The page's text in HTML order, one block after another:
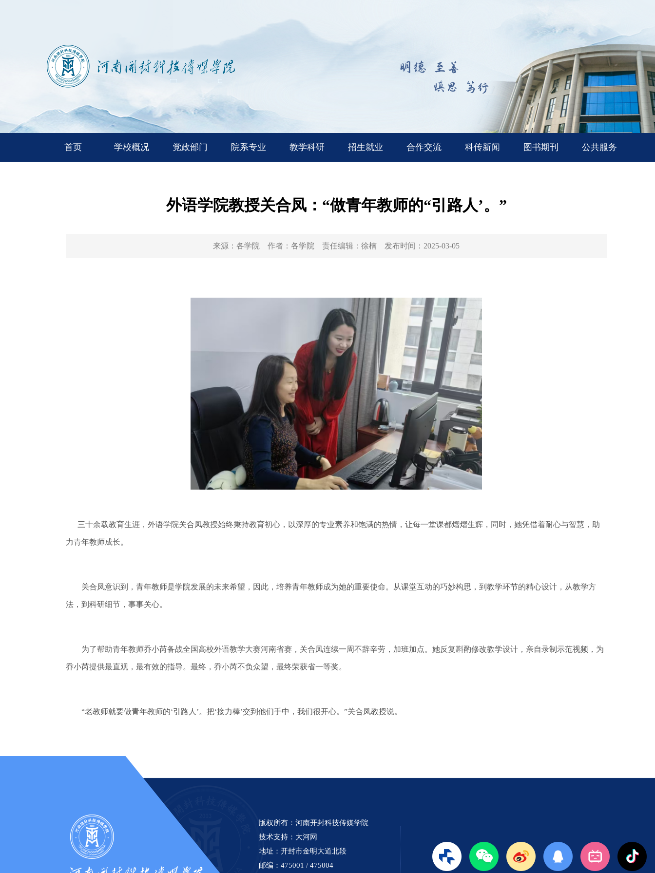
首页 学校概况 党政部门 院系专业 教学科研 招生就业 合作交流 科传新闻 图书期刊 公共服务
外语学院教授关合凤：“做青年教师的“引路人’。”
来源： 各学院 作者： 各学院 责任编辑： 徐楠 发布时间： 2025-03-05
三十余载教育生涯，外语学院关合凤教授始终秉持教育初心，以深厚的专业素养和饱满的热情，让每一堂课都熠熠生辉，同时，她凭借着耐心与智慧，助
力青年教师成长。
关合凤意识到，青年教师是学院发展的未来希望，因此，培养青年教师成为她的重要使命。从课堂互动的巧妙构思，到教学环节的精心设计，从教学方
法，到科研细节，事事关心。
为了帮助青年教师乔小芮备战全国高校外语教学大赛河南省赛，关合凤连续一周不辞辛劳，加班加点。她反复斟酌修改教学设计，亲自录制示范视频，为
乔小芮提供最直观，最有效的指导。最终，乔小芮不负众望，最终荣获省一等奖。
“老教师就要做青年教师的‘引路人’。把‘接力棒’交到他们手中，我们很开心。”关合凤教授说。
版权所有：河南开封科技传媒学院
技术支持： 大河网
地址：开封市金明大道北段
邮编：475001 / 475004